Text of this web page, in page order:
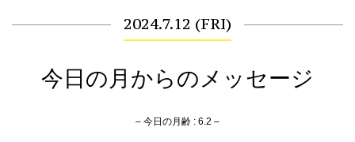
2024.7.12 (FRI)
今日の月からのメッセージ
– 今日の月齢 : 6.2 –